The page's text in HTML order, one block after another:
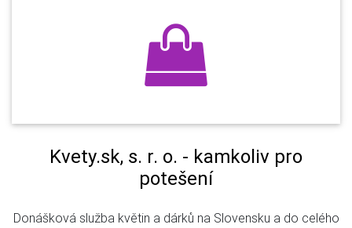
Kvety.sk, s. r. o. - kamkoliv pro
potešení
Donášková služba květin a dárků na Slovensku a do celého